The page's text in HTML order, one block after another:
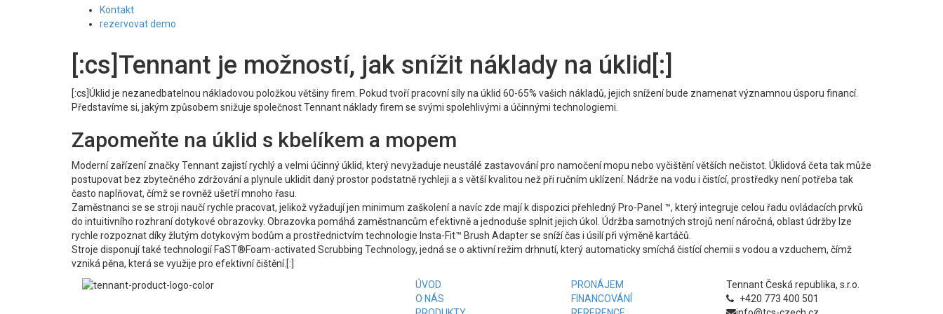
Kontakt
rezervovat demo
[:cs]Tennant je možností, jak snížit náklady na úklid[:]
[:cs]Úklid je nezanedbatelnou nákladovou položkou většiny firem. Pokud tvoří pracovní síly na úklid 60-65% vašich nákladů, jejich snížení bude znamenat významnou úsporu financí.
Představíme si, jakým způsobem snižuje společnost Tennant náklady firem se svými spolehlivými a účinnými technologiemi.
Zapomeňte na úklid s kbelíkem a mopem
Moderní zařízení značky Tennant zajistí rychlý a velmi účinný úklid, který nevyžaduje neustálé zastavování pro namočení mopu nebo vyčištění větších nečistot. Úklidová četa tak může
postupovat bez zbytečného zdržování a plynule uklidit daný prostor podstatně rychleji a s větší kvalitou než při ručním uklízení. Nádrže na vodu i čistící, prostředky není potřeba tak
často naplňovat, čímž se rovněž ušetří mnoho řasu.
Zaměstnanci se se stroji naučí rychle pracovat, jelikož vyžadují jen minimum zaškolení a navíc zde mají k dispozici přehledný Pro-Panel ™, který integruje celou řadu ovládacích prvků
do intuitivního rozhraní dotykové obrazovky. Obrazovka pomáhá zaměstnancům efektivně a jednoduše splnit jejich úkol. Údržba samotných strojů není náročná, oblast údržby lze
rychle rozpoznat díky žlutým dotykovým bodům a prostřednictvím technologie Insta-Fit™ Brush Adapter se sníží čas i úsilí při výměně kartáčů.
Stroje disponují také technologií FaST®Foam-activated Scrubbing Technology, jedná se o aktivní režim drhnutí, který automaticky smíchá čistící chemii s vodou a vzduchem, čímž
vzniká pěna, která se využije pro efektivní čištění.[:]
ÚVOD
O NÁS
PRONÁJEM
FINANCOVÁNÍ
Tennant Česká republika, s.r.o.
+420 773 400 501